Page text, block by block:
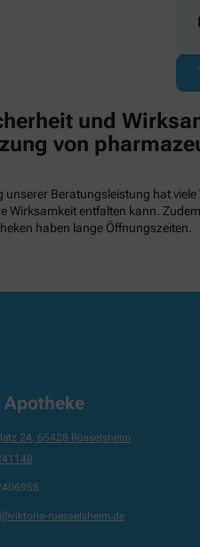
und
von
unserer Beratungsleistung hat
Wirksamkeit entfalten kann.
haben lange Öffnungszeiten.
24, 65428 Rüsselsheim
ruesselsheim.de